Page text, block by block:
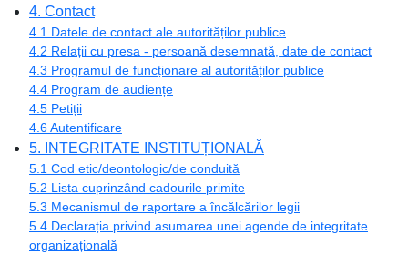
4. Contact
4.1 Datele de contact ale autorităților publice
4.2 Relații cu presa - persoană desemnată, date de contact
4.3 Programul de funcționare al autorităților publice
4.4 Program de audiențe
4.5 Petiții
4.6 Autentificare
5. INTEGRITATE INSTITUȚIONALĂ
5.1 Cod etic/deontologic/de conduită
5.2 Lista cuprinzând cadourile primite
5.3 Mecanismul de raportare a încălcărilor legii
5.4 Declarația privind asumarea unei agende de integritate
organizațională